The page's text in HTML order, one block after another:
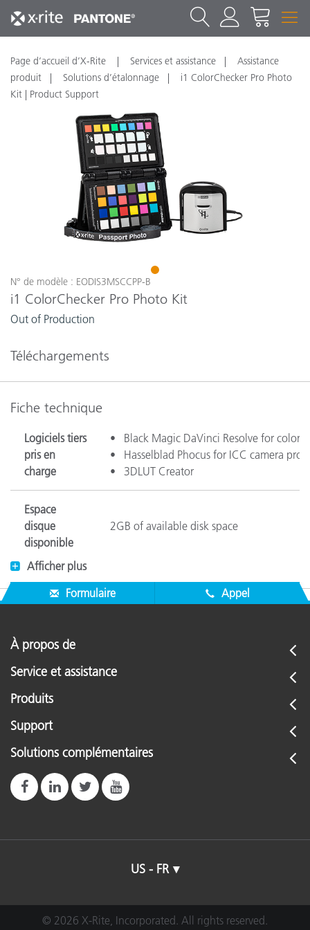
Page d’accueil d’X-Rite Services et assistance
Assistance
produit
Solutions d’étalonnage
i1 ColorChecker Pro Photo
Kit | Product Support
1
N° de modèle : EODIS3MSCCPP-B
i1 ColorChecker Pro Photo Kit
Out of Production
Téléchargements
Fiche technique
Logiciels tiers
pris en
charge
• Black Magic DaVinci Resolve for color
• Hasselblad Phocus for ICC camera
• 3DLUT Creator
Espace
disque
disponible
2GB of available disk space
ColorChecker
Camera
Calibration
Software
Supported Profile Formats
• DNG
DNG and ICC Profiles
• Adobe® Photoshop® Camera Raw 4.5
• Adobe® Photoshop® Elements 7 or
• Adobe® Bridge CS3 or newer
ICC Profiles only
• Capture One Ver 7 or newer
For use in a Raw editor
• Any Raw editor with click custom
Connectivité Powered USB port
Afficher plus
Formulaire
Appel
À propos de
Service et assistance
Produits
Support
Solutions complémentaires
US - FR
© 2026 X-Rite, Incorporated. All rights reserved.